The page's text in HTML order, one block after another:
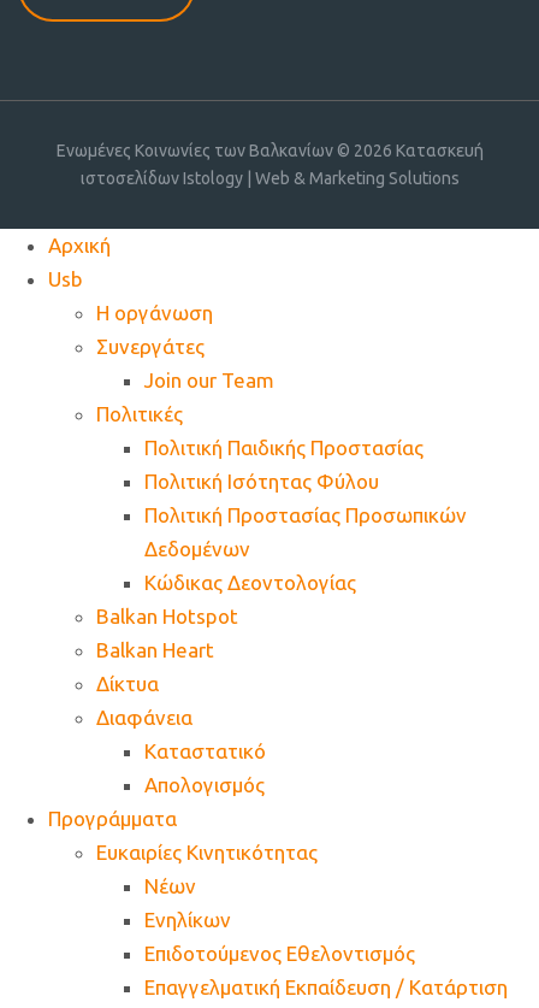
Ενωμένες Κοινωνίες των Βαλκανίων © 2026 Κατασκευή
ιστοσελίδων Istology | Web & Marketing Solutions
Αρχική
Usb
Η οργάνωση
Συνεργάτες
Join our Team
Πολιτικές
Πολιτική Παιδικής Προστασίας
Πολιτική Ισότητας Φύλου
Πολιτική Προστασίας Προσωπικών
Δεδομένων
Κώδικας Δεοντολογίας
Balkan Hotspot
Balkan Heart
Δίκτυα
Διαφάνεια
Καταστατικό
Απολογισμός
Προγράμματα
Ευκαιρίες Κινητικότητας
Νέων
Ενηλίκων
Επιδοτούμενος Εθελοντισμός
Επαγγελματική Εκπαίδευση / Κατάρτιση